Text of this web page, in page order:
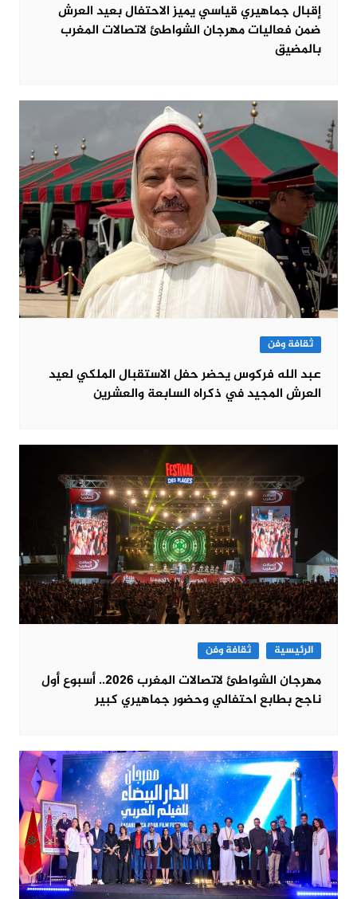
إقبال جماهيري قياسي يميز الاحتفال بعيد العرش
ضمن فعاليات مهرجان الشواطئ لاتصالات المغرب
بالمضيق
ثقافة وفن
عبد الله فركوس يحضر حفل الاستقبال الملكي لعيد
العرش المجيد في ذكراه السابعة والعشرين
الرئيسية ثقافة وفن
مهرجان الشواطئ لاتصالات المغرب 2026.. أسبوع أول
ناجح بطابع احتفالي وحضور جماهيري كبير